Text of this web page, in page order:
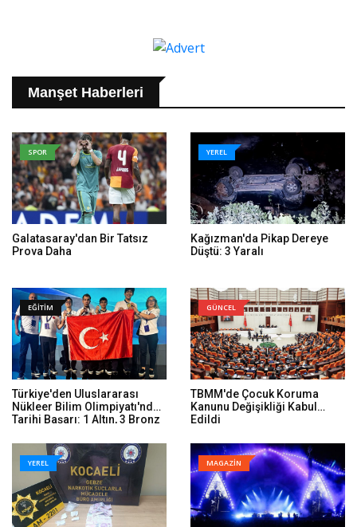
Manşet Haberleri
SPOR
Galatasaray'dan Bir Tatsız
Prova Daha
YEREL
Kağızman'da Pikap Dereye
Düştü: 3 Yaralı
EĞİTİM
Türkiye'den Uluslararası
Nükleer Bilim Olimpiyatı'nda
Tarihi Başarı: 1 Altın, 3 Bronz
GÜNCEL
TBMM'de Çocuk Koruma
Kanunu Değişikliği Kabul
Edildi
YEREL MAGAZİN